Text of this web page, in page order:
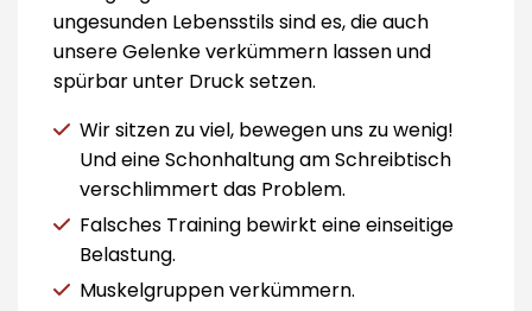
ungesunden Lebensstils sind es, die auch
unsere Gelenke verkümmern lassen und
spürbar unter Druck setzen.
Wir sitzen zu viel, bewegen uns zu wenig!
Und eine Schonhaltung am Schreibtisch
verschlimmert das Problem.
Falsches Training bewirkt eine einseitige
Belastung.
Muskelgruppen verkümmern.